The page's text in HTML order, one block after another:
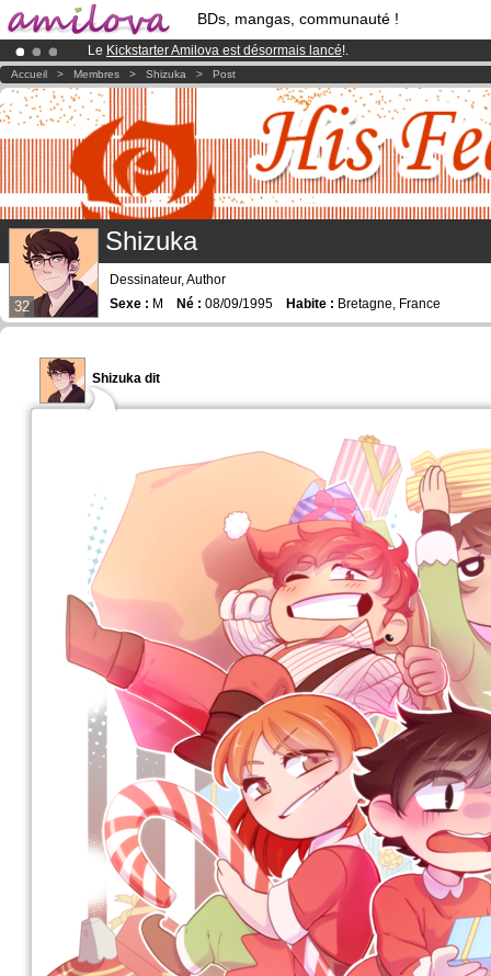
BDs, mangas, communauté !
Le Kickstarter Amilova est désormais lancé!.
Déjà 100000membreset 1000BDs & Mangas!
Abonnement premium: à partir de3.95 eurospar mois !Clique ici
Accueil > Membres > Shizuka > Post
32
Shizuka
Dessinateur, Author
Sexe : M Né : 08/09/1995 Habite : Bretagne, France
Shizuka dit